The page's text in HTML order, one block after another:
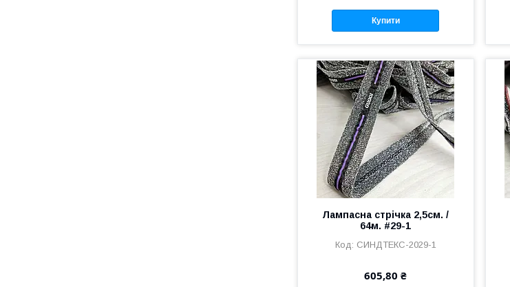
Купити
Лампасна стрічка 2,5см. /
64м. #29-1
СИНДТЕКС-2029-1
605,80 ₴